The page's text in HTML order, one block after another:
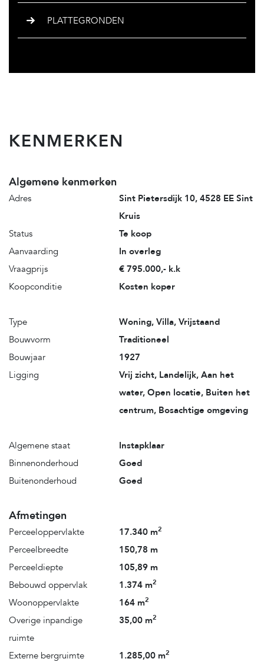
PLATTEGRONDEN
KENMERKEN
Algemene kenmerken
Adres
Sint Pietersdijk 10, 4528 EE Sint
Kruis
Status
Te koop
Aanvaarding
In overleg
Vraagprijs
€ 795.000,- k.k
Koopconditie
Kosten koper
Type
Woning, Villa, Vrijstaand
Bouwvorm
Traditioneel
Bouwjaar
1927
Ligging
Vrij zicht, Landelijk, Aan het
water, Open locatie, Buiten het
centrum, Bosachtige omgeving
Algemene staat
Instapklaar
Binnenonderhoud
Goed
Buitenonderhoud
Goed
Afmetingen
Perceeloppervlakte 17.340 m2
Perceelbreedte
150,78 m
Perceeldiepte
105,89 m
Bebouwd oppervlak
1.374 m2
Woonoppervlakte 164 m2
Overige inpandige
ruimte
35,00 m2
Externe bergruimte 1.285,00 m2